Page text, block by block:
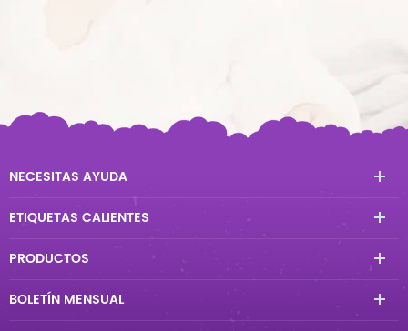
NECESITAS AYUDA
ETIQUETAS CALIENTES
PRODUCTOS
BOLETÍN MENSUAL